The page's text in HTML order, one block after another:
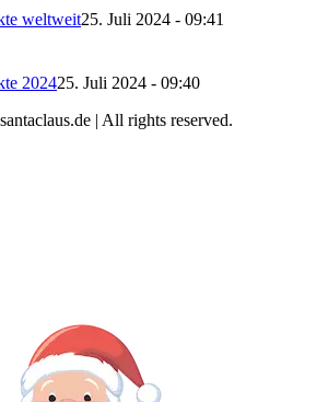
weltweit25. Juli 2024 - 09:41
202425. Juli 2024 - 09:40
| All rights reserved.